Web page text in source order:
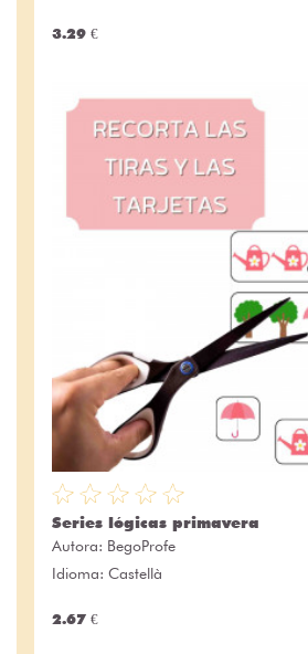
3.29 €
Series lógicas primavera
Autora: BegoProfe
Idioma: Castellà
2.67 €